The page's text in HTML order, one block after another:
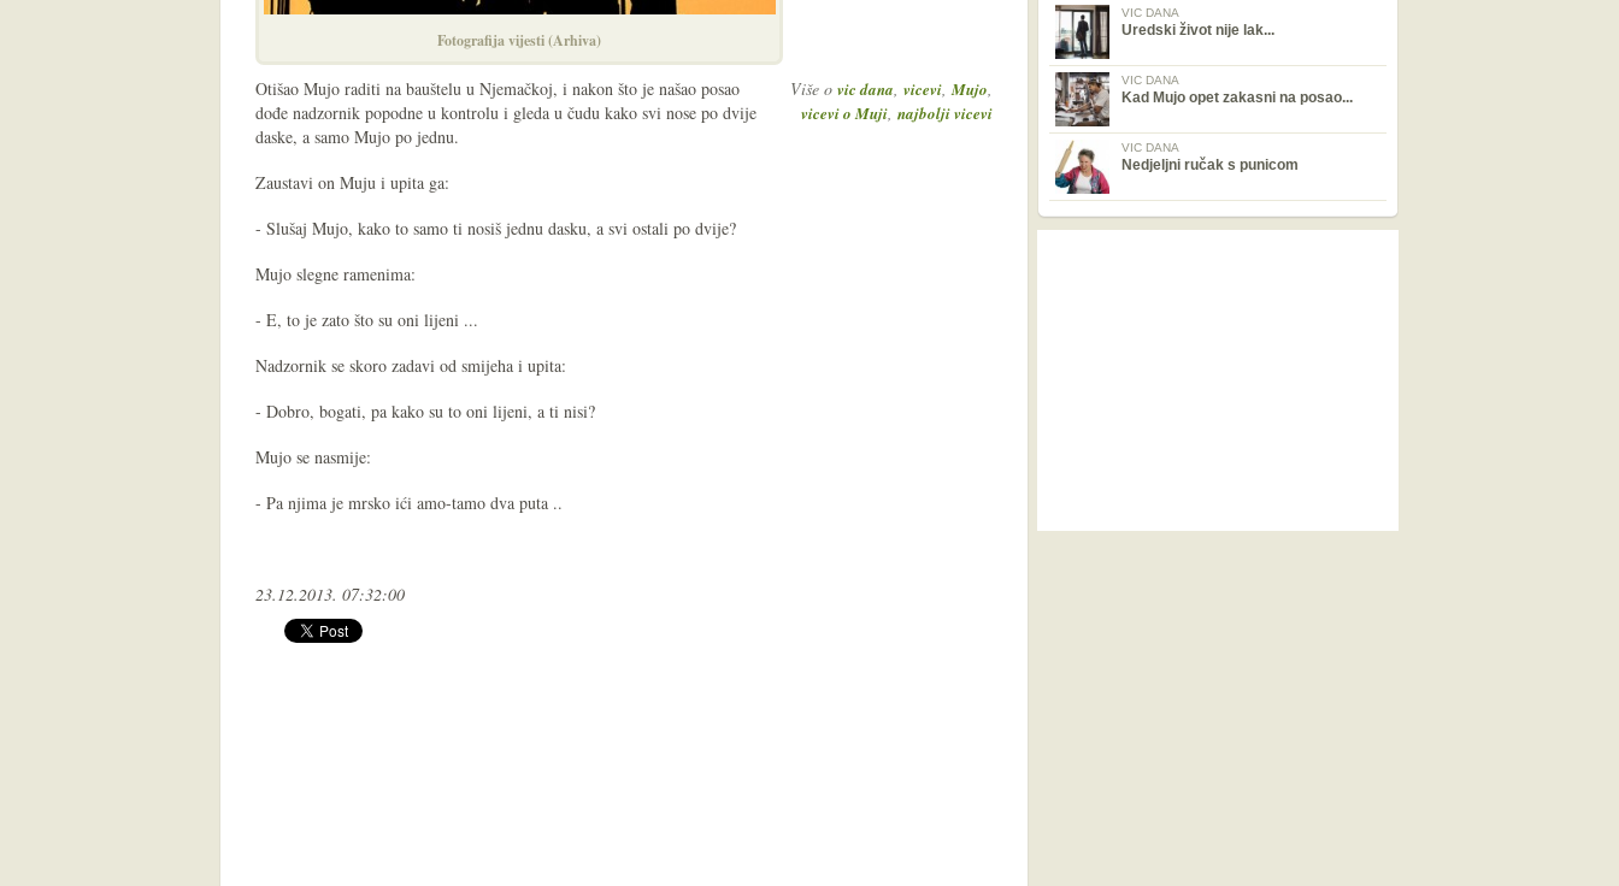
Fotografija vijesti (Arhiva)
Više o vic dana, vicevi,Mujo,
vicevi o Muji, najbolji vicevi
Otišao Mujo raditi na bauštelu u Njemačkoj, i nakon što je našao posao
dođe nadzornik popodne u kontrolu i gleda u čudu kako svi nose po dvije
daske, a samo Mujo po jednu.
Zaustavi on Muju i upita ga:
- Slušaj Mujo, kako to samo ti nosiš jednu dasku, a svi ostali po dvije?
Mujo slegne ramenima:
- E, to je zato što su oni lijeni ...
Nadzornik se skoro zadavi od smijeha i upita:
- Dobro, bogati, pa kako su to oni lijeni, a ti nisi?
Mujo se nasmije:
- Pa njima je mrsko ići amo-tamo dva puta ..
23.12.2013. 07:32:00
VIC DANA
Uredski život nije lak...
VIC DANA
Kad Mujo opet zakasni na posao...
VIC DANA
Nedjeljni ručak s punicom